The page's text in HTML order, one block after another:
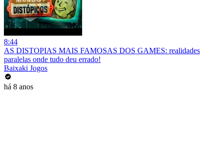
8:44
AS DISTOPIAS MAIS FAMOSAS DOS GAMES: realidades
paralelas onde tudo deu errado!
Baixaki Jogos
há 8 anos